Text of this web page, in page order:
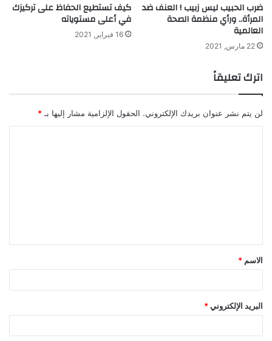
ضرب الحبيب ليس زبيب ! العنف ضد
المرأة.. ورأي منظمة الصحة
العالمية
22 مارس, 2021
كيف تستطيع الحفاظ على تركيزك
في أعلى مستوياته
16 فبراير, 2021
اترك تعليقاً
لن يتم نشر عنوان بريدك الإلكتروني. الحقول الإلزامية مشار إليها بـ *
ق
*
الاسم *
البريد الإلكتروني *